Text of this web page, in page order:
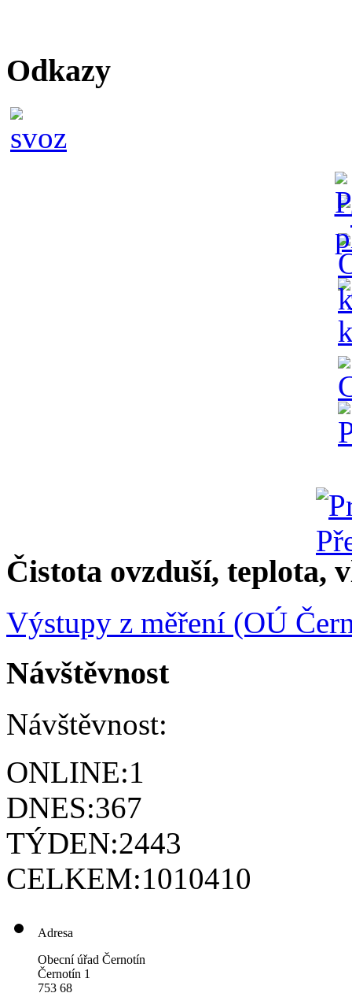
Odkazy
Čistota ovzduší, teplota,
Výstupy z měření (OÚ
Návštěvnost
Návštěvnost:
ONLINE:1
DNES:367
TÝDEN:2443
CELKEM:1010410
Adresa
Obecní úřad Černotín
Černotín 1
753 68